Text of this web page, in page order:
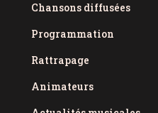
Chansons diffusées
Programmation
Rattrapage
Animateurs